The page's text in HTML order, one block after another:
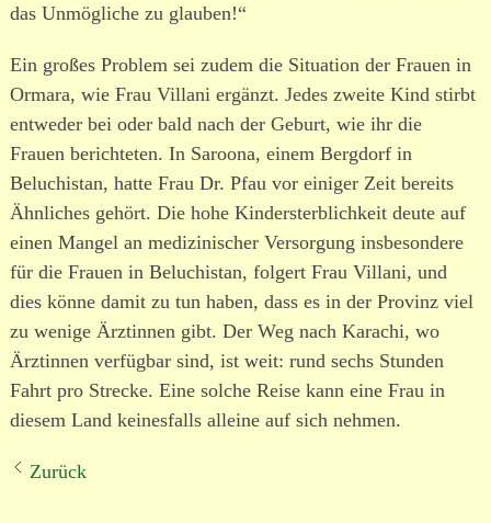
das Unmögliche zu glauben!“
Ein großes Problem sei zudem die Situation der Frauen in
Ormara, wie Frau Villani ergänzt. Jedes zweite Kind stirbt
entweder bei oder bald nach der Geburt, wie ihr die
Frauen berich­teten. In Saroona, einem Bergdorf in
Beluchistan, hatte Frau Dr. Pfau vor einiger Zeit bereits
Ähnliches gehört. Die hohe Kindersterblichkeit deute auf
einen Mangel an medi­zi­ni­scher Versorgung insbe­sondere
für die Frauen in Beluchistan, folgert Frau Villani, und
dies könne damit zu tun haben, dass es in der Provinz viel
zu wenige Ärztinnen gibt. Der Weg nach Karachi, wo
Ärztinnen verfügbar sind, ist weit: rund sechs Stunden
Fahrt pro Strecke. Eine solche Reise kann eine Frau in
diesem Land keines­falls alleine auf sich nehmen.
Zurück